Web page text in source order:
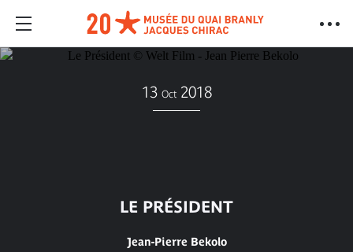
13 Oct 2018
LE PRÉSIDENT
Jean-Pierre Bekolo